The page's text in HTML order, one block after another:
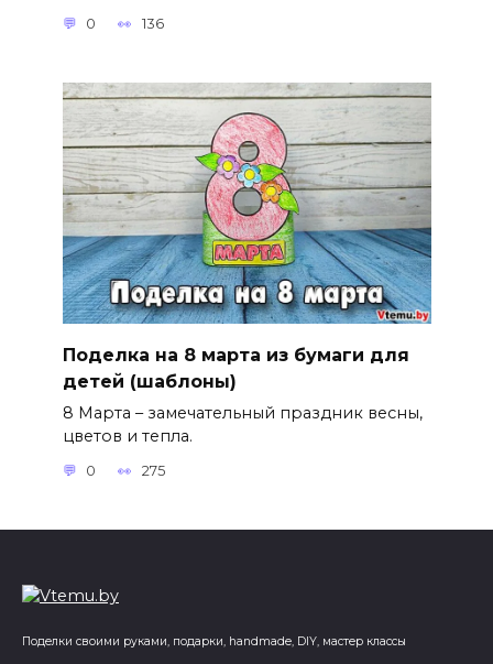
0 136
Поделка на 8 марта из бумаги для
детей (шаблоны)
8 Марта – замечательный праздник весны,
цветов и тепла.
0 275
Поделки своими руками, подарки, handmade, DIY, мастер классы